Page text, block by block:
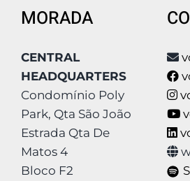
MORADA
CENTRAL
HEADQUARTERS
Condomínio Poly
Park, Qta São João
Estrada Qta De
Matos 4
Bloco F2